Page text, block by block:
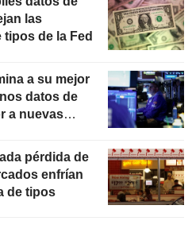
las
de la Fed
a su mejor
datos de
a nuevas
pérdida de
enfrían
de tipos